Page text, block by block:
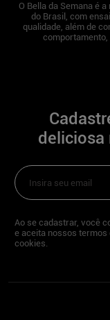
O Bella da Semana é
do Brasil, com
qualidade, além de
deliciosa
Ao se cadastrar, você
e aceita nossos termos
cookies.